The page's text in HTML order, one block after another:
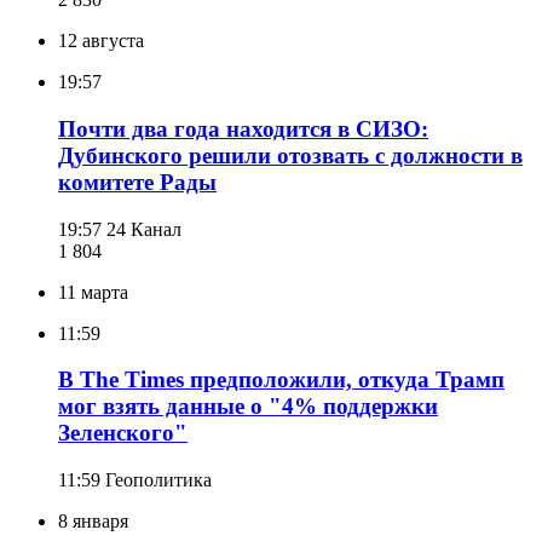
12 августа
19:57
Почти два года находится в СИЗО:
Дубинского решили отозвать с должности в
комитете Рады
19:57 24 Канал
1 804
11 марта
11:59
В The Times предположили, откуда Трамп
мог взять данные о "4% поддержки
Зеленского"
11:59 Геополитика
8 января